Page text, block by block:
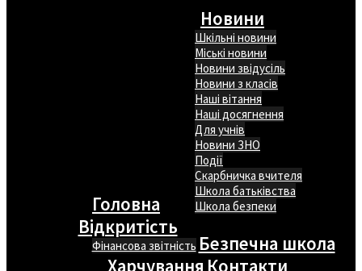
Головна
Новини
Шкільні новини
Міські новини
Новини звідусіль
Новини з класів
Наші вітання
Наші досягнення
Для учнів
Новини ЗНО
Події
Скарбничка вчителя
Школа батьківства
Школа безпеки
Відкритість
Фінансова звітність Безпечна школа
Харчування Контакти